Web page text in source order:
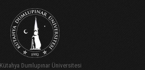
Dumlupınar Üniversitesi